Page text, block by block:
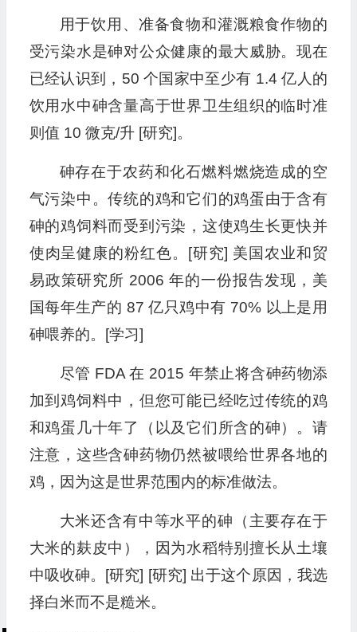
用于饮用、准备食物和灌溉粮食作物的
受污染水是砷对公众健康的最大威胁。现在
已经认识到，50 个国家中至少有 1.4 亿人的
饮用水中砷含量高于世界卫生组织的临时准
则值 10 微克/升 [研究]。
砷存在于农药和化石燃料燃烧造成的空
气污染中。传统的鸡和它们的鸡蛋由于含有
砷的鸡饲料而受到污染，这使鸡生长更快并
使肉呈健康的粉红色。[研究] 美国农业和贸
易政策研究所 2006 年的一份报告发现，美
国每年生产的 87 亿只鸡中有 70% 以上是用
砷喂养的。[学习]
尽管 FDA 在 2015 年禁止将含砷药物添
加到鸡饲料中，但您可能已经吃过传统的鸡
和鸡蛋几十年了（以及它们所含的砷）。请
注意，这些含砷药物仍然被喂给世界各地的
鸡，因为这是世界范围内的标准做法。
大米还含有中等水平的砷（主要存在于
大米的麸皮中），因为水稻特别擅长从土壤
中吸收砷。[研究] [研究] 出于这个原因，我选
择白米而不是糙米。